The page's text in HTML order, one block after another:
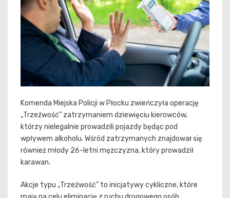
Komenda Miejska Policji w Płocku zwieńczyła operację
„Trzeźwość” zatrzymaniem dziewięciu kierowców,
którzy nielegalnie prowadzili pojazdy będąc pod
wpływem alkoholu. Wśród zatrzymanych znajdował się
również młody 26-letni mężczyzna, który prowadził
karawan.
Akcje typu „Trzeźwość” to inicjatywy cykliczne, które